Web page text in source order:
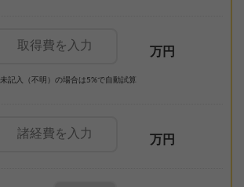
万円
未記入（不明）の場合は5%で自動試算
万円